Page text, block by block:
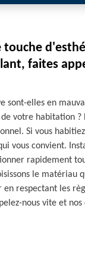
touche
faites
sont-elles en
de votre habitation
Si vous
vous convient.
rapidement
le matériau
en respectant les
nous vite et